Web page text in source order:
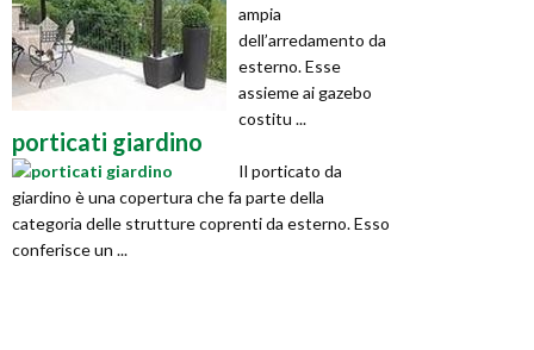
ampia
dell’arredamento da
esterno. Esse
assieme ai gazebo
costitu ...
porticati giardino
Il porticato da
giardino è una copertura che fa parte della
categoria delle strutture coprenti da esterno. Esso
conferisce un ...